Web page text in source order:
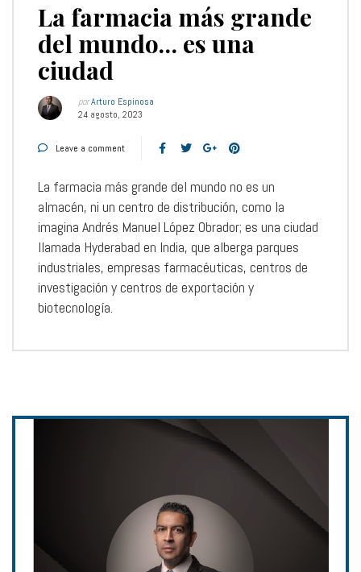
La farmacia más grande
del mundo… es una
ciudad
porArturo Espinosa
24 agosto, 2023
Leave a comment
La farmacia más grande del mundo no es un
almacén, ni un centro de distribución, como la
imagina Andrés Manuel López Obrador; es una ciudad
llamada Hyderabad en India, que alberga parques
industriales, empresas farmacéuticas, centros de
investigación y centros de exportación y
biotecnología.